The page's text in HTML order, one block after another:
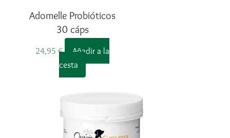
Adomelle Probióticos
30 cáps
24,95 €
Añadir a la
cesta